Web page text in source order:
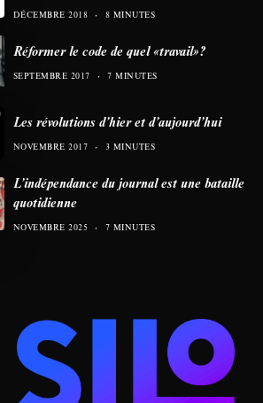
DÉCEMBRE 2018 8 MINUTES
Réformer le code de quel «travail»?
SEPTEMBRE 2017 7 MINUTES
Les révolutions d’hier et d’aujourd’hui
NOVEMBRE 2017 3 MINUTES
L’indépendance du journal est une bataille
quotidienne
NOVEMBRE 2025 7 MINUTES